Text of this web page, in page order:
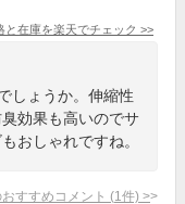
と在庫を楽天でチェック >>
しょうか。伸縮性
効果も高いのでサ
おしゃれですね。
すすめコメント (1 件) >